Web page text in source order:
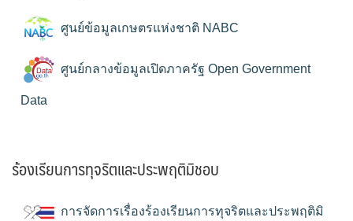
ศูนย์ข้อมูลเกษตรแห่งชาติ NABC
ศูนย์กลางข้อมูลเปิดภาครัฐ Open Government
Data
ร้องเรียนการทุจริตและประพฤติมิชอบ
การจัดการเรื่องร้องเรียนการทุจริตและประพฤติมิ